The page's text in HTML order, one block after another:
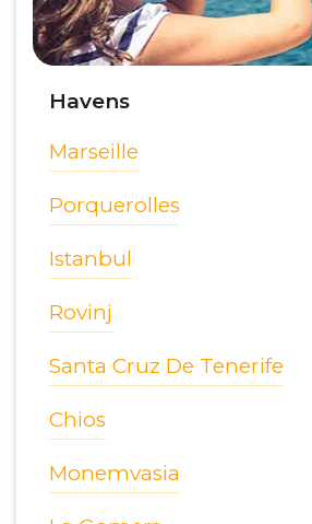
Havens
Marseille
Porquerolles
Istanbul
Rovinj
Santa Cruz De Tenerife
Chios
Monemvasia